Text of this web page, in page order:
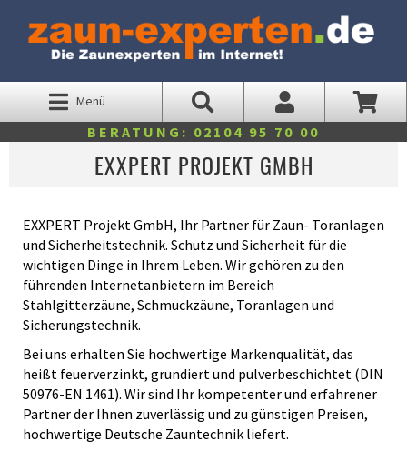
Menü
BERATUNG: 02104 95 70 00
EXXPERT PROJEKT GMBH
EXXPERT Projekt GmbH, Ihr Partner für Zaun- Toranlagen
und Sicherheitstechnik. Schutz und Sicherheit für die
wichtigen Dinge in Ihrem Leben. Wir gehören zu den
führenden Internetanbietern im Bereich
Stahlgitterzäune, Schmuckzäune, Toranlagen und
Sicherungstechnik.
Bei uns erhalten Sie hochwertige Markenqualität, das
heißt feuerverzinkt, grundiert und pulverbeschichtet (DIN
50976-EN 1461). Wir sind Ihr kompetenter und erfahrener
Partner der Ihnen zuverlässig und zu günstigen Preisen,
hochwertige Deutsche Zauntechnik liefert.